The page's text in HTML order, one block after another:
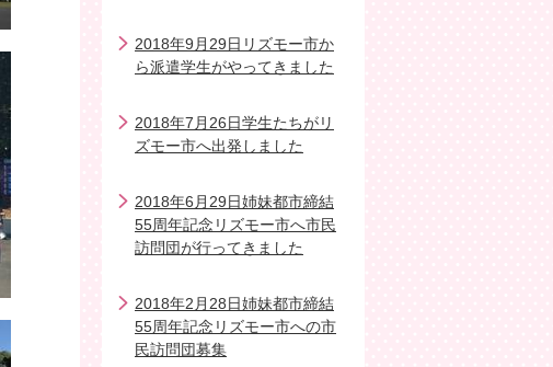
2018年9月29日リズモー市か
ら派遣学生がやってきました
2018年7月26日学生たちがリ
ズモー市へ出発しました
2018年6月29日姉妹都市締結
55周年記念リズモー市へ市民
訪問団が行ってきました
2018年2月28日姉妹都市締結
55周年記念リズモー市への市
民訪問団募集